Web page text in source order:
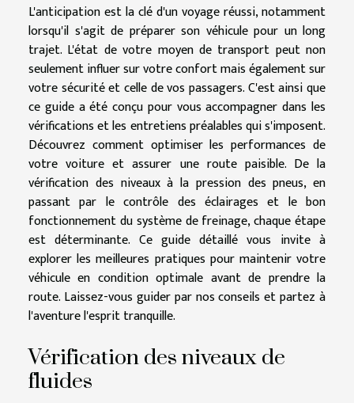
L'anticipation est la clé d'un voyage réussi, notamment
lorsqu'il s'agit de préparer son véhicule pour un long
trajet. L'état de votre moyen de transport peut non
seulement influer sur votre confort mais également sur
votre sécurité et celle de vos passagers. C'est ainsi que
ce guide a été conçu pour vous accompagner dans les
vérifications et les entretiens préalables qui s'imposent.
Découvrez comment optimiser les performances de
votre voiture et assurer une route paisible. De la
vérification des niveaux à la pression des pneus, en
passant par le contrôle des éclairages et le bon
fonctionnement du système de freinage, chaque étape
est déterminante. Ce guide détaillé vous invite à
explorer les meilleures pratiques pour maintenir votre
véhicule en condition optimale avant de prendre la
route. Laissez-vous guider par nos conseils et partez à
l'aventure l'esprit tranquille.
Vérification des niveaux de
fluides